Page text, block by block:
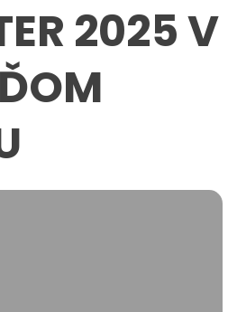
2025 V